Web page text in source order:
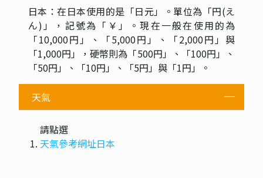
日本：在日本使用的是「日元」。單位為「円(え
ん)」，記號為「￥」。現在一般在使用的為
「10,000円」、「5,000円」、「2,000円」與
「1,000円」，硬幣則為「500円」、「100円」、
「50円」、「10円」、「5円」與「1円」。
天氣
請點選
天氣參考網址日本